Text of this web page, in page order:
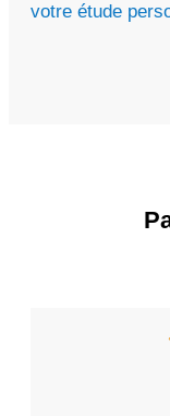
votre étude